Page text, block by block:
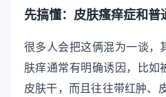
先搞懂：皮肤瘙痒症和普
很多人会把这俩混为一谈，
肤痒通常有明确诱因，比如
皮肤干，而且往往带红肿、